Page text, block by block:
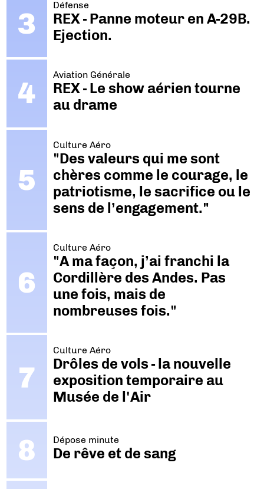
Défense
REX - Panne moteur en A-29B.
Ejection.
Aviation Générale
REX - Le show aérien tourne
au drame
Culture Aéro
"Des valeurs qui me sont
chères comme le courage, le
patriotisme, le sacrifice ou le
sens de l’engagement."
Culture Aéro
"A ma façon, j’ai franchi la
Cordillère des Andes. Pas
une fois, mais de
nombreuses fois."
Culture Aéro
Drôles de vols - la nouvelle
exposition temporaire au
Musée de l'Air
Dépose minute
De rêve et de sang